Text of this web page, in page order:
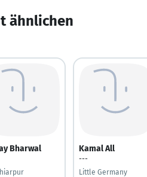
ähnlichen
Bharwal Kamal All
---
Little Germany